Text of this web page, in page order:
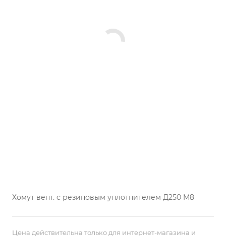
Хомут вент. с резиновым уплотнителем Д250 М8
Цена действительна только для интернет-магазина и